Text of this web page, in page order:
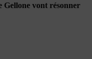
Gellone vont résonner